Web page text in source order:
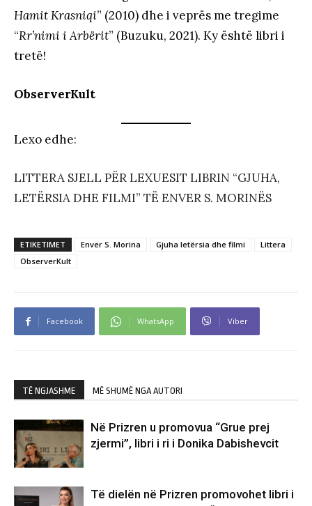
Hamit Krasniqi” (2010) dhe i veprës me tregime
“Rr’nimi i Arbërit” (Buzuku, 2021). Ky është libri i
tretë!
ObserverKult
Lexo edhe:
LITTERA SJELL PËR LEXUESIT LIBRIN “GJUHA,
LETËRSIA DHE FILMI” TË ENVER S. MORINËS
ETIKETIMET Enver S. Morina Gjuha letërsia dhe filmi
Littera
ObserverKult
Facebook WhatsApp Viber
TË NGJASHME MË SHUMË NGA AUTORI
Në Prizren u promovua “Grue prej
zjermi”, libri i ri i Donika Dabishevcit
Të dielën në Prizren promovohet libri i